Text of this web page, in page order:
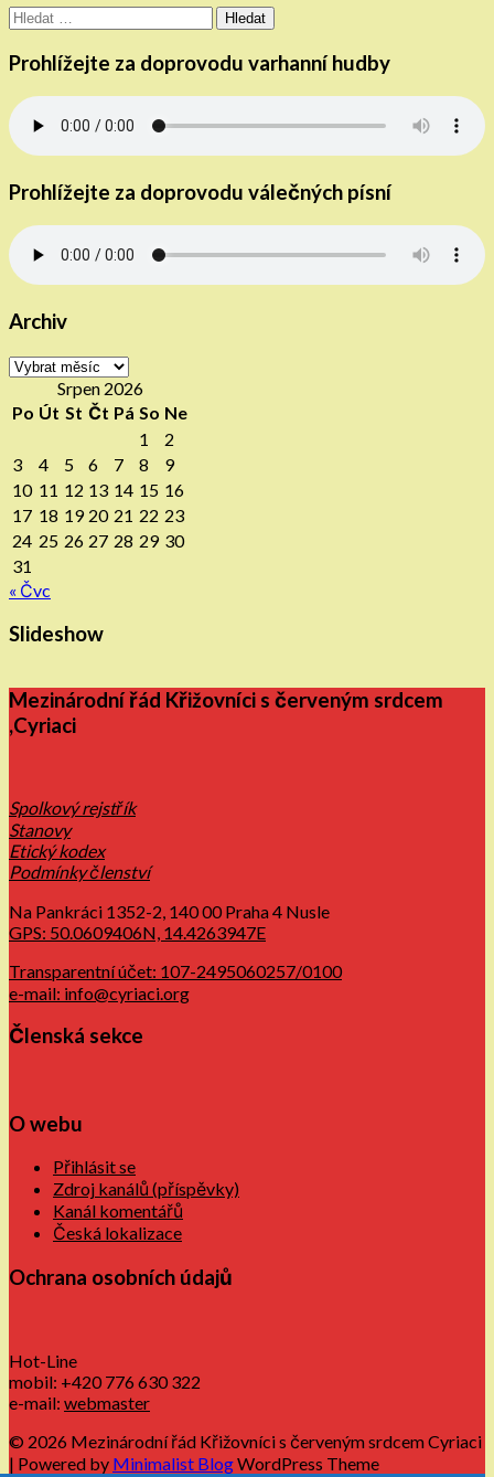
Vyhledávání
Prohlížejte za doprovodu varhanní hudby
Prohlížejte za doprovodu válečných písní
Archiv
Archiv
Srpen 2026
Po Út St Čt Pá So Ne
1
2
3
4 5 6 7 8
9
10 11 12 13 14 15 16
17 18 19 20 21 22 23
24 25 26 27 28 29 30
31
« Čvc
Slideshow
Mezinárodní řád Křižovníci s červeným srdcem
,Cyriaci
Spolkový rejstřík
Stanovy
Etický kodex
Podmínky členství
Na Pankráci 1352-2, 140 00 Praha 4 Nusle
GPS: 50.0609406N, 14.4263947E
Transparentní účet: 107-2495060257/0100
e-mail: info@cyriaci.org
Členská sekce
O webu
Přihlásit se
Zdroj kanálů (příspěvky)
Kanál komentářů
Česká lokalizace
Ochrana osobních údajů
Hot-Line
mobil: +420 776 630 322
e-mail: webmaster
© 2026 Mezinárodní řád Křižovníci s červeným srdcem Cyriaci
| Powered by Minimalist BlogWordPress Theme